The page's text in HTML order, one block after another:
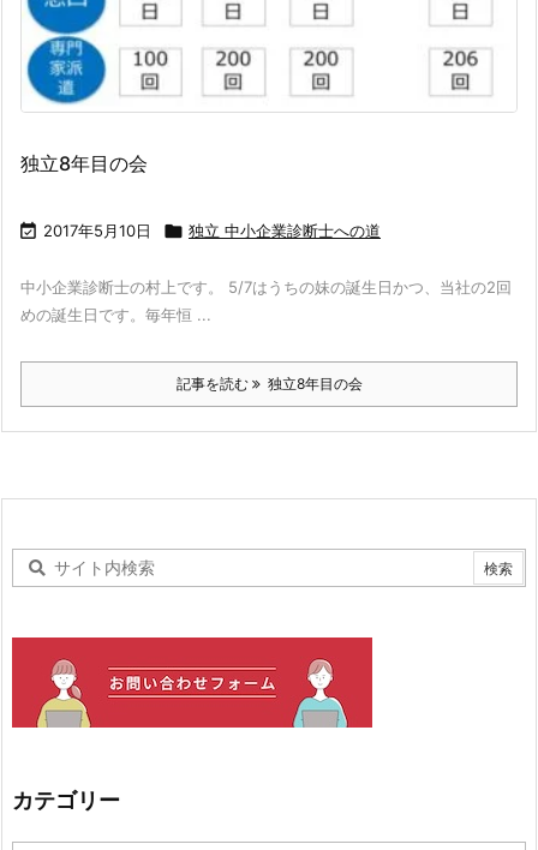
独立8年目の会
 2017年5月10日  独立 中小企業診断士への道
中小企業診断士の村上です。 5/7はうちの妹の誕生日かつ、当社の2回
めの誕生日です。毎年恒 ...
記事を読む 独立8年目の会
カテゴリー